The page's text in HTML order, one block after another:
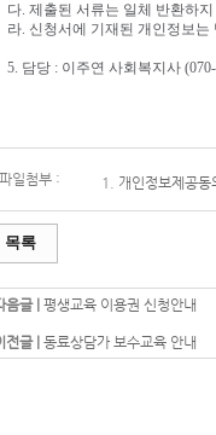
다. 제출된 서류는 일체 반환하
라. 신청서에 기재된 개인정보
5. 담당 : 이주연 사회복지사
파일첨부 : 1. 개인정보제공
목록
음글 | 평생교육 이용권 신청안내
전글 | 동료상담가 보수교육 안내